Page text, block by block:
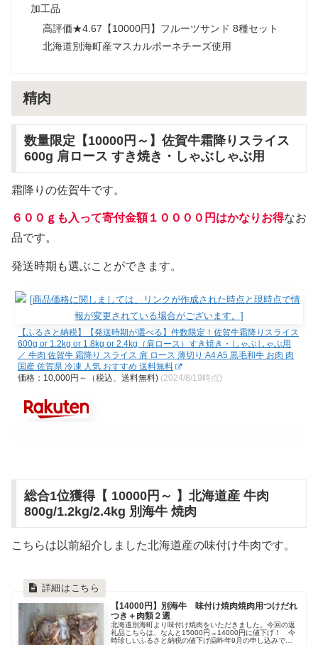
加工品
高評価★4.67【10000円】フルーツサンド 8種セット
北海道別海町産マスカルポーネチーズ使用
精肉
数量限定【10000円～】佐賀牛霜降りスライス
600g 肩ロース すき焼き・しゃぶしゃぶ用
霜降りの佐賀牛です。
６００ｇも入って寄付金額１００００円はかなりお得なお
品です。
発送時期も選ぶことができます。
【ふるさと納税】【発送時期が選べる】件数限定！佐賀牛霜降りスライス
600g or 1.2kg or 1.8kg or 2.4kg（肩ロース）すき焼き・しゃぶしゃぶ用
／ 牛肉 佐賀牛 霜降り スライス 肩 ロース 薄切り A4 A5 黒毛和牛 お肉 肉
国産 佐賀県 冷凍 人気 おすすめ 送料無料
価格：10,000円～（税込、送料無料) (2024/8/19時点)
総合1位獲得【 10000円～ 】北海道産 牛肉
800g/1.2kg/2.4kg 別海牛 焼肉
こちらは以前紹介しました北海道産の味付け牛肉です。
【14000円】別海牛 味付け焼肉焼肉用つけだれ
つき＋肉類２選
北海道別海町より味付け焼肉をいただきました。今回の返
礼品こちらは、なんと15000円→14000円に値下げ！ 今
時珍しいふるさと納税の値下げ🤗昨年9月の申し込みでし